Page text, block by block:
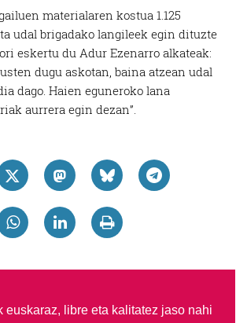
materialaren kostua 1.125
udal brigadako langileek egin dituzte
eskertu du Adur Ezenarro alkateak:
dugu askotan, baina atzean udal
dago. Haien eguneroko lana
aurrera egin dezan”.
euskaraz, libre eta kalitatez jaso nahi